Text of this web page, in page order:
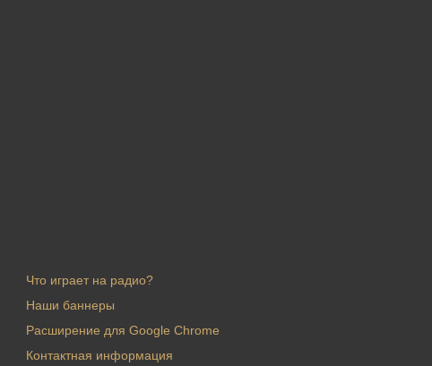
Что играет на радио?
Наши баннеры
Расширение для Google Chrome
Контактная информация